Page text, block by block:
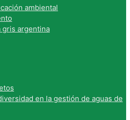
ambiental
gris argentina
en la gestión de aguas de